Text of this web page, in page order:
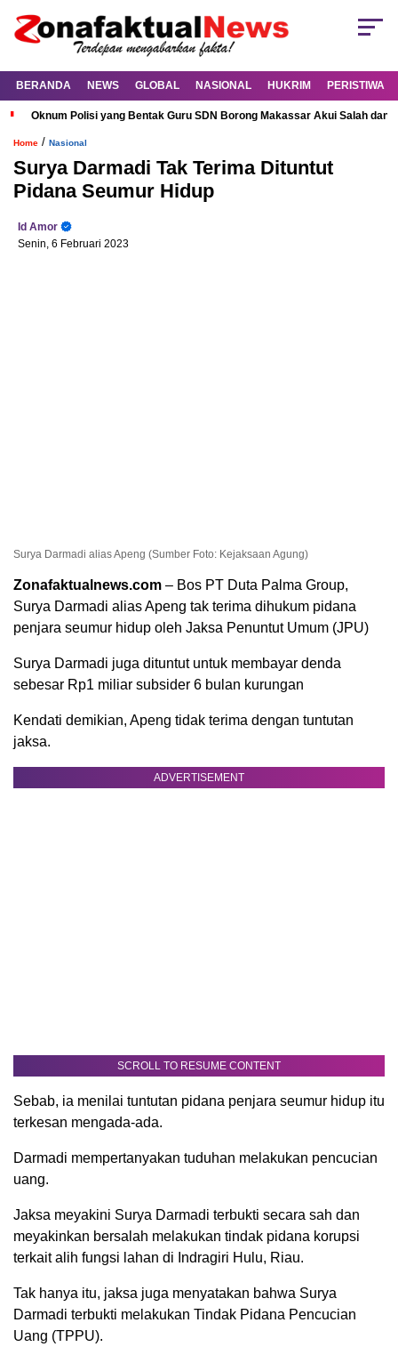
BERANDA NEWS GLOBAL NASIONAL HUKRIM PERISTIWA
Oknum Polisi yang Bentak Guru SDN Borong Makassar Akui Salah dan
Home / Nasional
Surya Darmadi Tak Terima Dituntut
Pidana Seumur Hidup
Id Amor
Senin, 6 Februari 2023
Surya Darmadi alias Apeng (Sumber Foto: Kejaksaan Agung)
Zonafaktualnews.com – Bos PT Duta Palma Group,
Surya Darmadi alias Apeng tak terima dihukum pidana
penjara seumur hidup oleh Jaksa Penuntut Umum (JPU)
Surya Darmadi juga dituntut untuk membayar denda
sebesar Rp1 miliar subsider 6 bulan kurungan
Kendati demikian, Apeng tidak terima dengan tuntutan
jaksa.
ADVERTISEMENT
SCROLL TO RESUME CONTENT
Sebab, ia menilai tuntutan pidana penjara seumur hidup itu
terkesan mengada-ada.
Darmadi mempertanyakan tuduhan melakukan pencucian
uang.
Jaksa meyakini Surya Darmadi terbukti secara sah dan
meyakinkan bersalah melakukan tindak pidana korupsi
terkait alih fungsi lahan di Indragiri Hulu, Riau.
Tak hanya itu, jaksa juga menyatakan bahwa Surya
Darmadi terbukti melakukan Tindak Pidana Pencucian
Uang (TPPU).